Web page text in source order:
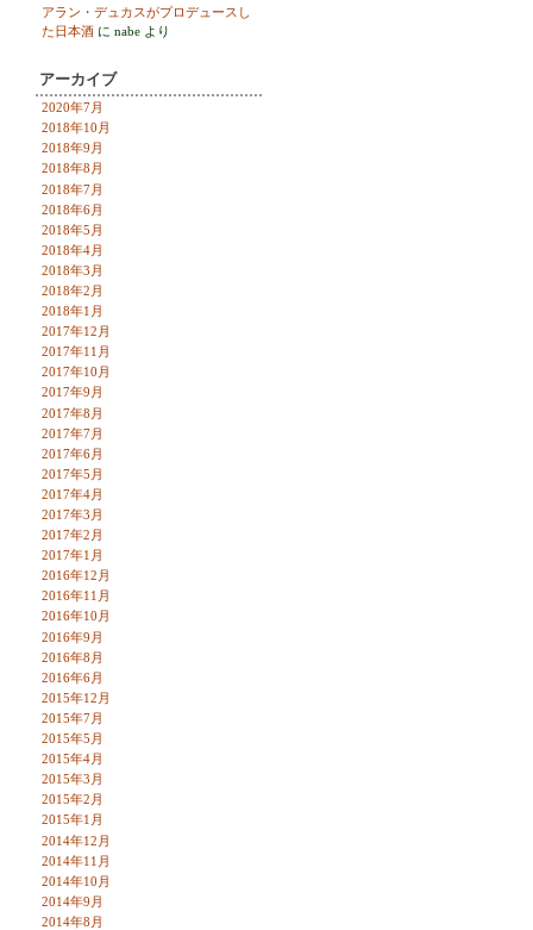
アラン・デュカスがプロデュースし
た日本酒 に nabe より
アーカイブ
2020年7月
2018年10月
2018年9月
2018年8月
2018年7月
2018年6月
2018年5月
2018年4月
2018年3月
2018年2月
2018年1月
2017年12月
2017年11月
2017年10月
2017年9月
2017年8月
2017年7月
2017年6月
2017年5月
2017年4月
2017年3月
2017年2月
2017年1月
2016年12月
2016年11月
2016年10月
2016年9月
2016年8月
2016年6月
2015年12月
2015年7月
2015年5月
2015年4月
2015年3月
2015年2月
2015年1月
2014年12月
2014年11月
2014年10月
2014年9月
2014年8月